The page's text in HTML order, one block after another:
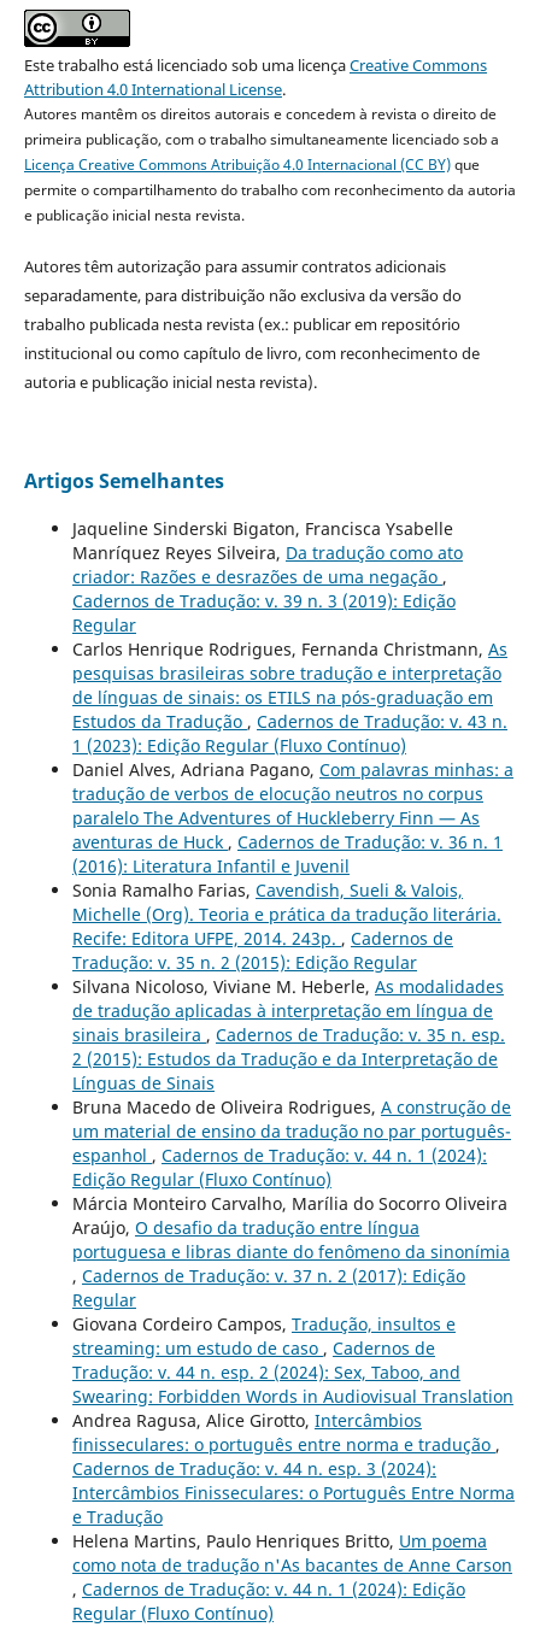
Este trabalho está licenciado sob uma licençaCreative Commons
Attribution 4.0 International License.
Autores mantêm os direitos autorais e concedem à revista o direito de
primeira publicação, com o trabalho simultaneamente licenciado sob a
Licença Creative Commons Atribuição 4.0 Internacional (CC BY)que
permite o compartilhamento do trabalho com reconhecimento da autoria
e publicação inicial nesta revista.
Autores têm autorização para assumir contratos adicionais
separadamente, para distribuição não exclusiva da versão do
trabalho publicada nesta revista (ex.: publicar em repositório
institucional ou como capítulo de livro, com reconhecimento de
autoria e publicação inicial nesta revista).
Artigos Semelhantes
Jaqueline Sinderski Bigaton, Francisca Ysabelle
Manríquez Reyes Silveira, Da tradução como ato
criador: Razões e desrazões de uma negação ,
Cadernos de Tradução: v. 39 n. 3 (2019): Edição
Regular
Carlos Henrique Rodrigues, Fernanda Christmann, As
pesquisas brasileiras sobre tradução e interpretação
de línguas de sinais: os ETILS na pós-graduação em
Estudos da Tradução , Cadernos de Tradução: v. 43 n.
1 (2023): Edição Regular (Fluxo Contínuo)
Daniel Alves, Adriana Pagano, Com palavras minhas: a
tradução de verbos de elocução neutros no corpus
paralelo The Adventures of Huckleberry Finn — As
aventuras de Huck , Cadernos de Tradução: v. 36 n. 1
(2016): Literatura Infantil e Juvenil
Sonia Ramalho Farias, Cavendish, Sueli & Valois,
Michelle (Org). Teoria e prática da tradução literária.
Recife: Editora UFPE, 2014. 243p. , Cadernos de
Tradução: v. 35 n. 2 (2015): Edição Regular
Silvana Nicoloso, Viviane M. Heberle, As modalidades
de tradução aplicadas à interpretação em língua de
sinais brasileira , Cadernos de Tradução: v. 35 n. esp.
2 (2015): Estudos da Tradução e da Interpretação de
Línguas de Sinais
Bruna Macedo de Oliveira Rodrigues, A construção de
um material de ensino da tradução no par português-
espanhol , Cadernos de Tradução: v. 44 n. 1 (2024):
Edição Regular (Fluxo Contínuo)
Márcia Monteiro Carvalho, Marília do Socorro Oliveira
Araújo, O desafio da tradução entre língua
portuguesa e libras diante do fenômeno da sinonímia
, Cadernos de Tradução: v. 37 n. 2 (2017): Edição
Regular
Giovana Cordeiro Campos, Tradução, insultos e
streaming: um estudo de caso , Cadernos de
Tradução: v. 44 n. esp. 2 (2024): Sex, Taboo, and
Swearing: Forbidden Words in Audiovisual Translation
Andrea Ragusa, Alice Girotto, Intercâmbios
finisseculares: o português entre norma e tradução ,
Cadernos de Tradução: v. 44 n. esp. 3 (2024):
Intercâmbios Finisseculares: o Português Entre Norma
e Tradução
Helena Martins, Paulo Henriques Britto, Um poema
como nota de tradução n'As bacantes de Anne Carson
, Cadernos de Tradução: v. 44 n. 1 (2024): Edição
Regular (Fluxo Contínuo)